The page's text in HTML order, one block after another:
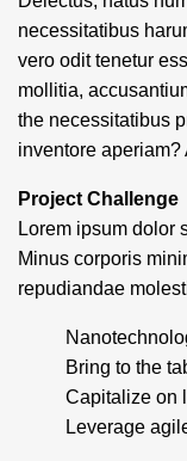
necessitatibus
vero odit tenetur
mollitia,
the necessitatibus
inventore
Project Challenge
Lorem ipsum dolor
Minus corporis
repudiandae
Bring to the
Capitalize on
Leverage